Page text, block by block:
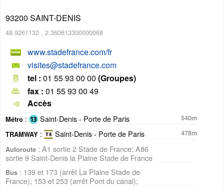
93200 SAINT-DENIS
48.9261132 , 2.360613300000068
www.stadefrance.com/fr
visites@stadefrance.com
tel : 01 55 93 00 00 (Groupes)
fax : 01 55 93 00 49
Accès
Métro : Saint-Denis - Porte de Paris
540m
TRAMWAY : Saint-Denis - Porte de Paris
478m
Autoroute : A1 sortie 2 Stade de France; A86
sortie 9 Saint-Denis la Plaine Stade de France
Bus : 139 et 173 (arrêt La Plaine Stade de
France); 153 et 253 (arrêt Pont du canal);